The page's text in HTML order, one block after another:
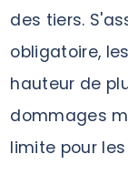
des tiers.
obligatoire,
hauteur de
dommages
limite pour